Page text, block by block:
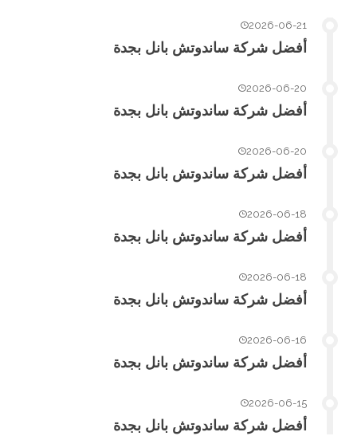
2026-06-21
أفضل شركة ساندوتش بانل بجدة
2026-06-20
أفضل شركة ساندوتش بانل بجدة
2026-06-20
أفضل شركة ساندوتش بانل بجدة
2026-06-18
أفضل شركة ساندوتش بانل بجدة
2026-06-18
أفضل شركة ساندوتش بانل بجدة
2026-06-16
أفضل شركة ساندوتش بانل بجدة
2026-06-15
أفضل شركة ساندوتش بانل بجدة